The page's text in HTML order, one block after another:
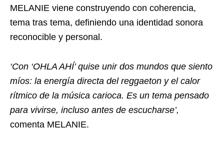
MELANIE viene construyendo con coherencia,
tema tras tema, definiendo una identidad sonora
reconocible y personal.
‘Con ‘OHLA AHÍ’ quise unir dos mundos que siento
míos: la energía directa del reggaeton y el calor
rítmico de la música carioca. Es un tema pensado
para vivirse, incluso antes de escucharse’,
comenta MELANIE.